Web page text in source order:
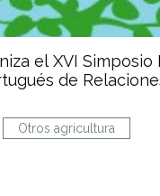
el XVI
de
Otros agricultura